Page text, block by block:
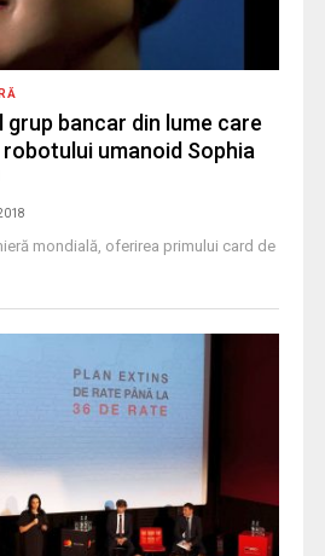
grup bancar din lume care
umanoid Sophia
mondială, oferirea primului card de